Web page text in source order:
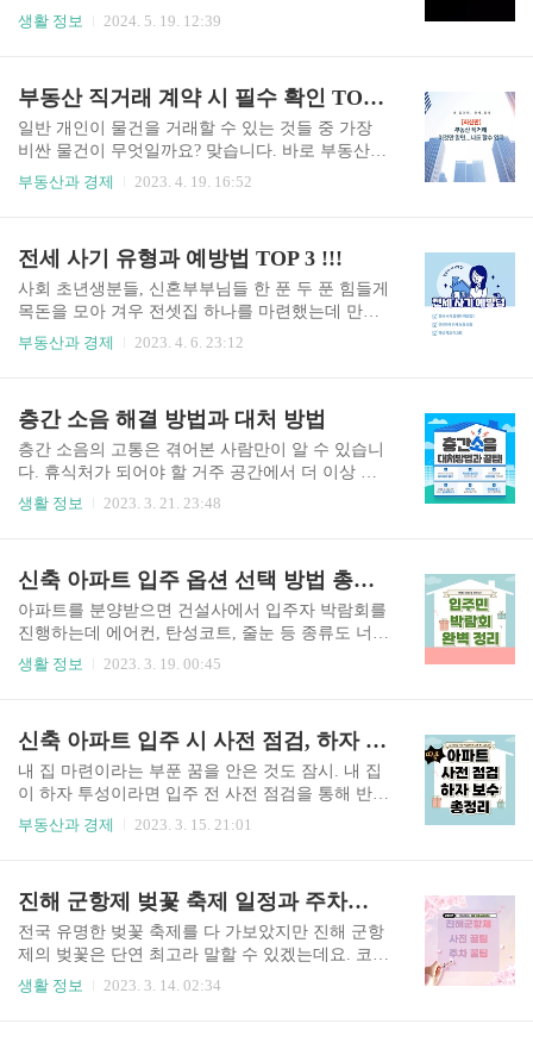
(근로자, 소상공인, 개인 사업자) - MC독두의 슬기
로운 정뜻하지 않은 사건, 사고로 인해 저 신용자가
주십시오. 신용 점수가 낮아도 간편하게 대출syd0..
너무 많은 카드사와 복잡한 혜택으로 어떤 카드를
드 추천 TOP 7!!현재 K 패스 카드는 10개의 카드,
은행 사에서 발급 받을 수 있으며 아래의 순위는 필
자의 개인적인 견해로 서술한 것입니다. 따라서 순
위에 구애 받지 마시고 각자 개인의 생활, 소비 패
턴에 맞게 신청하시기 바라며 모든 혜택은 전월 실
행 K 패스 카드 신용 카드체..
생활 정보 2024. 5. 19. 12:39
부동산 직거래 계약 시 필수 확인 TOP 5!!
일반 개인이 물건을 거래할 수 있는 것들 중 가장
비싼 물건이 무엇일까요? 맞습니다. 바로 부동산인
데요. 몇억씩 하는 부동산을 거래하기는 사실 쉬운
연한 것인데 이사가 급하신 분들이나 주변 시세에
대해 잘 모르시는 분들은 놓치는 경우가 간혹 있습
니다. 아파트, 주택, 상가 등 대략적인 시세를 알고
있어야 거래 시 본인의 거래 물건이 적당한 가격인
지 판단 가능하니 매물을 찾으면서도 꾸준하게 시
를 꼭 확인하셔야 합니다. 누구나 쉽게 할 수 있으
니 따라와 보시죠...
부동산과 경제 2023. 4. 19. 16:52
전세 사기 유형과 예방법 TOP 3 !!!
사회 초년생분들, 신혼부부님들 한 푼 두 푼 힘들게
목돈을 모아 겨우 전셋집 하나를 마련했는데 만기
시 전세금을 못 돌려받을까 봐 많이 불안하시죠?
전셋집을 구하려 하시는 분들이 많으실 거라 생각
합니다. 요즘 금리가 하늘 무서운 줄 모르고 치솟는
데 이러한 고금리 시대에 시중 은행의 전세 금리는
5%가 넘어가죠. 예. 맞습니다. 비싸도 너무 비쌉니
다. 그래서 제가 주택도시기금에서 운영중인 버팀
건 되시는 분들은 무조건 신청하셔서 혜택 받아보
시길 바랍니다. 목차..
부동산과 경제 2023. 4. 6. 23:12
층간 소음 해결 방법과 대처 방법
층간 소음의 고통은 겪어본 사람만이 알 수 있습니
다. 휴식처가 되어야 할 거주 공간에서 더 이상 제
대로 쉴 수도 없고 그렇다고 선 듯 이사를 갈 수 있
2. 층간 소음 개선 지원 3. 층간 소음 단계별 대책 4.
끝맺음 글쓰기에 앞서 글을 쓰기 전 이 글을 보시는
분들께 먼저 당부의 말씀을 드리고자 합니다. 혼자
사시는 분들을 제외한 현재 동거를 하고 계시거나
부부 생활을 하고 계신 분들 중 만약 누구 한 명이
이 없어" 이런 느낌의 발언은 삼가주시 길 바랍..
생활 정보 2023. 3. 21. 23:48
신축 아파트 입주 옵션 선택 방법 총정리
아파트를 분양받으면 건설사에서 입주자 박람회를
진행하는데 에어컨, 탄성코트, 줄눈 등 종류도 너무
많고 가격도 만만치 않아 어떤 것을 선택해야 할지
건설사에서 진행하는 옵션 행사가 있고 입주 전 입
주자 박람회 행사가 있습니다. 같은 옵션 행사라도
종류의 다양성과 가격적인 부분에서 입주자 박람
회가 더 매력적인데 아무리 가성비 좋고 종류가 많
다고 해도 건설사가 진행하는 옵션을 선택해야 하
실제 옵션 행사에 가면 눈이 휘둥그레 해질 정도로
좋은 옵션들과 각종 경품 ..
생활 정보 2023. 3. 19. 00:45
신축 아파트 입주 시 사전 점검, 하자 점검 하는 법
내 집 마련이라는 부푼 꿈을 안은 것도 잠시. 내 집
이 하자 투성이라면 입주 전 사전 점검을 통해 반드
시 하자 보수를 받아야 하는데 어디서부터 어떻게
자보수 기간 2. 하자 점검하는 법 3. 사전 점검 시
준비물 항목별 하자보수 기간 얼마 전 부산 어느 신
축 아파트에서 충격적인 일이 발생하였는데요. 아
파트를 분양받은 입주민이 사전 점검 도중 싱크대
밑에서 각종 건설 폐기물과 쓰레기들을 발견하면
부동산과 경제 2023. 3. 15. 21:01
진해 군항제 벚꽃 축제 일정과 주차팁, 사진 꿀팁
전국 유명한 벚꽃 축제를 다 가보았지만 진해 군항
제의 벚꽃은 단연 최고라 말할 수 있겠는데요. 코로
나가 종식되면서 공식적인 진해 군항제는 4년 만에
생활 정보 2023. 3. 14. 02:34